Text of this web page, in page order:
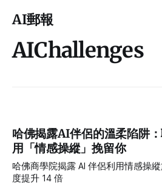
AI郵報
AIChallenges
哈佛揭露AI伴侶的溫柔陷阱
用「情感操縱」挽留你
哈佛商學院揭露 AI 伴侶利用情感操
度提升 14 倍